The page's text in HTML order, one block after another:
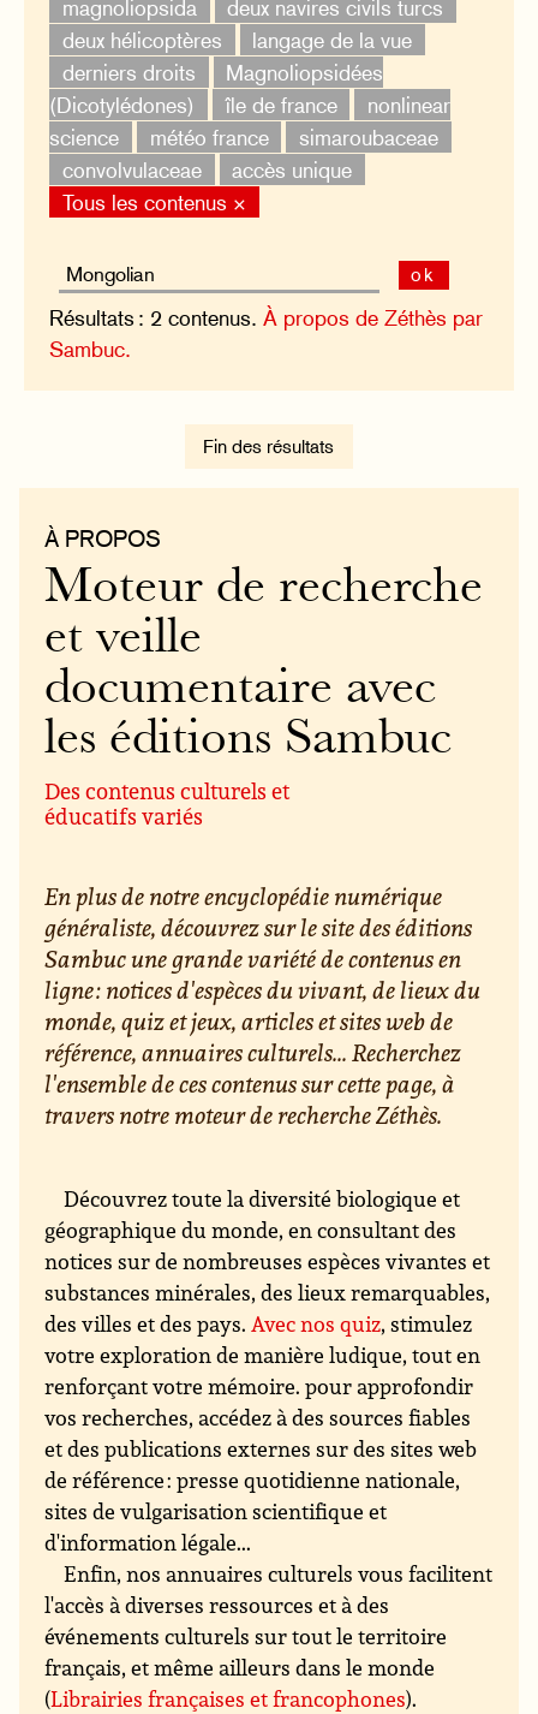
magnoliopsida
deux navires civils turcs
deux hélicoptères
langage de la vue
derniers droits
Magnoliopsidées
(Dicotylédones)
île de france
nonlinear
science
météo france
simaroubaceae
convolvulaceae
accès unique
Tous les contenus ×
ok
Résultats : 2 contenus.À propos de Zéthès par
Sambuc.
Fin des résultats
À PROPOS
Moteur de recherche
et veille
documentaire avec
les éditions Sambuc
Des contenus culturels et
éducatifs variés
En plus de notre encyclopédie numérique
généraliste, découvrez sur le site des éditions
Sambuc une grande variété de contenus en
ligne : notices d'espèces du vivant, de lieux du
monde, quiz et jeux, articles et sites web de
référence, annuaires culturels... Recherchez
l'ensemble de ces contenus sur cette page, à
travers notre moteur de recherche Zéthès.
Découvrez toute la diversité biologique et
géographique du monde, en consultant des
notices sur de nombreuses espèces vivantes et
substances minérales, des lieux remarquables,
des villes et des pays. Avec nos quiz, stimulez
votre exploration de manière ludique, tout en
renforçant votre mémoire. pour approfondir
vos recherches, accédez à des sources fiables
et des publications externes sur des sites web
de référence : presse quotidienne nationale,
sites de vulgarisation scientifique et
d'information légale...
Enfin, nos annuaires culturels vous facilitent
l'accès à diverses ressources et à des
événements culturels sur tout le territoire
français, et même ailleurs dans le monde
(Librairies françaises et francophones).